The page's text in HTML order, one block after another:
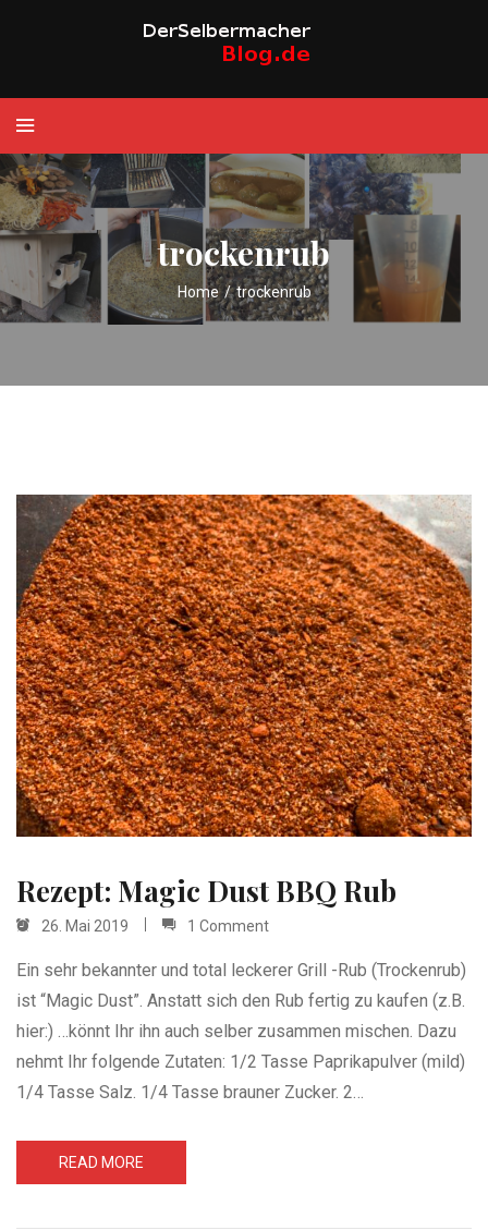
trockenrub
Home / trockenrub
Rezept: Magic Dust BBQ Rub
26. Mai 2019 1 Comment
Ein sehr bekannter und total leckerer Grill -Rub (Trockenrub)
ist “Magic Dust”. Anstatt sich den Rub fertig zu kaufen (z.B.
hier:) …könnt Ihr ihn auch selber zusammen mischen. Dazu
nehmt Ihr folgende Zutaten: 1/2 Tasse Paprikapulver (mild)
1/4 Tasse Salz. 1/4 Tasse brauner Zucker. 2…
READ MORE